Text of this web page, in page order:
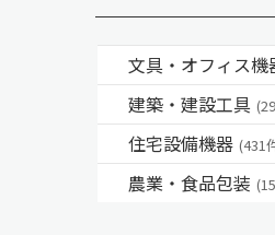
文具・オフィス機
建築・建設工具
住宅設備機器 (431
農業・食品包装